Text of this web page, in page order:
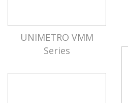
UNIMETRO VMM
Series